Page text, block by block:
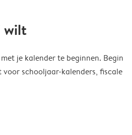
wilt
je kalender te beginnen. Begin
voor schooljaar-kalenders, fiscale